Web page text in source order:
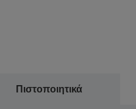
Πιστοποιητικά